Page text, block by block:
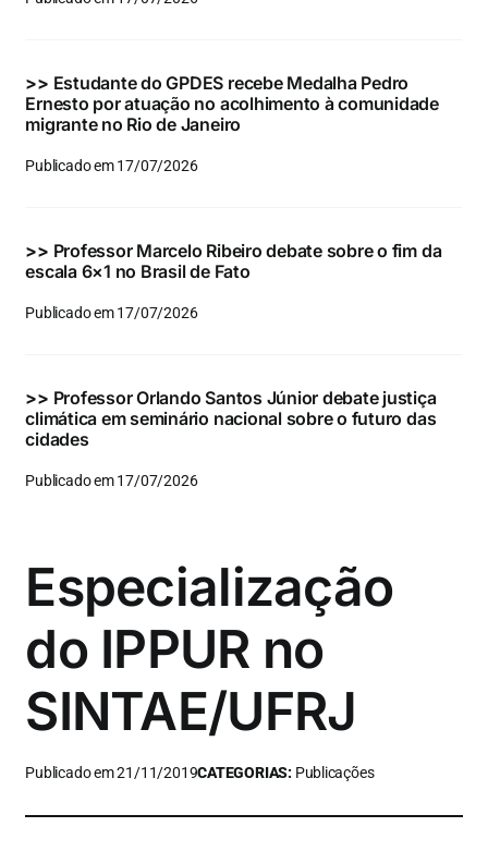
Eventos e Certificados
Buscar
para:
>> Estudante do GPDES recebe Medalha Pedro
Ernesto por atuação no acolhimento à comunidade
migrante no Rio de Janeiro
Publicado em 17/07/2026
>> Professor Marcelo Ribeiro debate sobre o fim da
escala 6×1 no Brasil de Fato
Publicado em 17/07/2026
>> Professor Orlando Santos Júnior debate justiça
climática em seminário nacional sobre o futuro das
cidades
Publicado em 17/07/2026
Especialização
do IPPUR no
SINTAE/UFRJ
Publicado em 21/11/2019CATEGORIAS: Publicações